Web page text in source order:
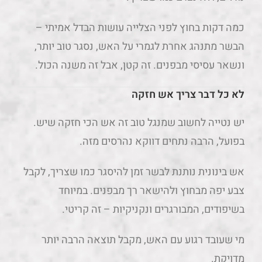
כמה דקות בחוץ לפני הצלייה עושות הבדל אמיתי –
הבשר מתנהג אחרת לגמרי על האש, נסגר טוב יותר,
ונשאר עסיסי מבפנים. זה קטן, אבל זה משנה הכול.
לא כל דבר צריך אש חזקה
יש נטייה לחשוב שמנגל טוב זה אש הכי חזקה שיש.
בפועל, הרבה נתחים דווקא נהרסים מזה.
אש בינונית נותנת לבשר זמן להיסגר כמו שצריך, לקבל
צבע יפה מבחוץ ולהישאר רך מבפנים. במיוחד
בשיפודים, המבורגרים ונקניקיות – זה קריטי.
מי שעובד רגוע עם האש, מקבל תוצאה הרבה יותר
מדויקת.